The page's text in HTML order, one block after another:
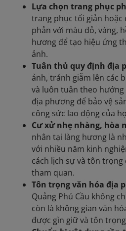
Lựa chọn trang phục
trang phục tối giản hoặc
phản với màu đỏ, vàng,
hương để tạo hiệu ứng
ảnh.​
Tuân thủ quy định địa
ảnh, tránh giẫm lên các
và luôn tuân theo
địa phương để bảo vệ
công sức lao động của
Cư xử nhẹ nhàng, hòa
nhân tại làng hương là
với nhiều năm kinh
cách lịch sự và tôn trọng
tham quan.​
Tôn trọng văn hóa địa
Quảng Phú Cầu không
còn là không gian văn
được gìn giữ và tôn